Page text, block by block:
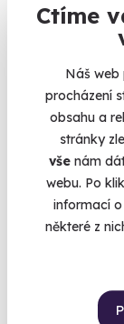
Ctíme
Náš web
procházení
obsahu a
stránky
vše nám
webu. Po
informací
některé z
stříleček!
Bystré
2 999 Kč
Volný termín